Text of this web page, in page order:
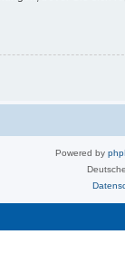
Powered by